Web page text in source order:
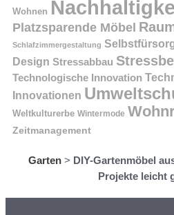
Wohnen
Platzsparende Möbel
Schlafzimmergestaltung
Design Stressabbau
Technologische Innovation
Innovationen
Weltkulturerbe Wintermode
Zeitmanagement
Garten> DIY-Gartenmöbel
Projekte leicht